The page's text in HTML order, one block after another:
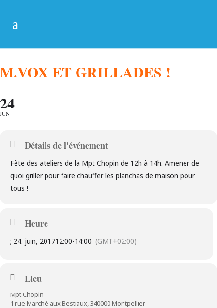
M.VOX ET GRILLADES !
24
JUN
Détails de l'événement
Fête des ateliers de la Mpt Chopin de 12h à 14h. Amener de
quoi griller pour faire chauffer les planchas de maison pour
tous !
Heure
; 24. juin, 201712:00-14:00 (GMT+02:00)
Lieu
Mpt Chopin
1 rue Marché aux Bestiaux, 340000 Montpellier